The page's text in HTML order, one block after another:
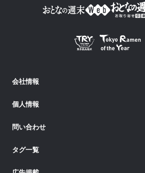
会社情報
個人情報
問い合わせ
タグ一覧